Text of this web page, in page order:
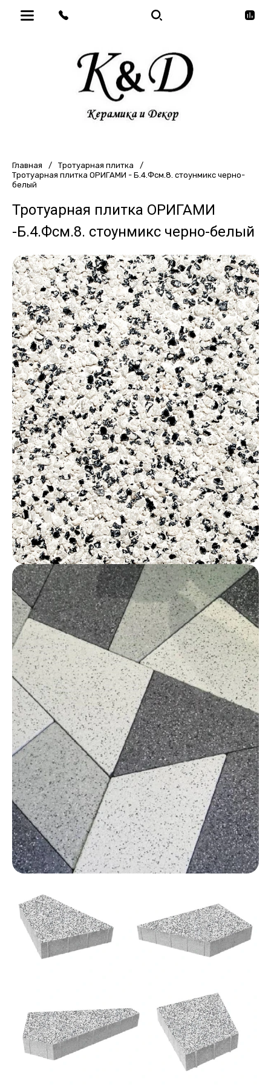
Главная / Тротуарная плитка
/
Тротуарная плитка ОРИГАМИ - Б.4.Фсм.8. стоунмикс черно-
белый
Тротуарная плитка ОРИГАМИ
-Б.4.Фсм.8. стоунмикс черно-белый